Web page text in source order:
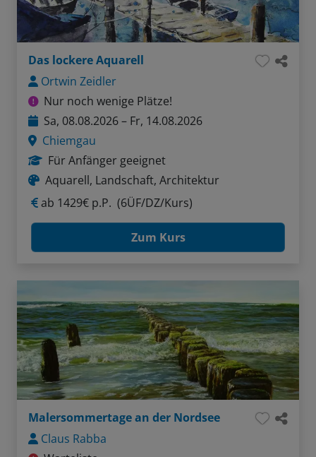
Das lockere Aquarell
Ortwin Zeidler
Nur noch wenige Plätze!
Sa, 08.08.2026 – Fr, 14.08.2026
Chiemgau
Für Anfänger geeignet
Aquarell, Landschaft, Architektur
ab 1429€ p.P. (6ÜF/DZ/Kurs)
Zum Kurs
Malersommertage an der Nordsee
Claus Rabba